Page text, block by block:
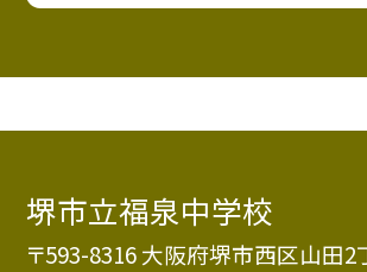
堺市立福泉中学校
〒593-8316 大阪府堺市西区山田2